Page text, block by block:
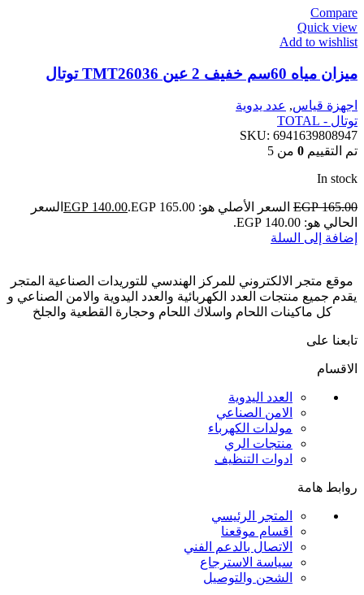
Compare
Quick view
Add to wishlist
ميزان مياه 60سم خفيف 2 عين TMT26036 توتال
اجهزة قياس, عدد يدوية
توتال - TOTAL
SKU: 6941639808947
تم التقييم 0 من 5
In stock
EGP165.00 السعر الأصلي هو: EGP 165.00. EGP 140.00
السعر
الحالي هو: EGP 140.00.
إضافة إلى السلة
موقع متجر الالكتروني للمركز الهندسي للتوريدات الصناعية المتجر
يقدم جميع منتجات العدد الكهربائية والعدد اليدوية والامن الصناعي و
كل ماكينات اللحام واسلاك اللحام وحجارة القطعية والجلخ
تابعنا على
الاقسام
العدد اليدوية
الامن الصناعي
مولدات الكهرباء
منتجات الري
ادوات التنظيف
روابط هامة
المتجر الرئيسي
اقسام موقعنا
الاتصال بالدعم الفني
سياسة الاسترجاع
الشحن والتوصيل